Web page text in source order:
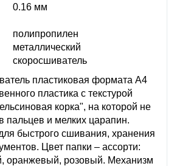
0.16 мм
полипропилен
металлический
скоросшиватель
пластиковая формата А4
пластика с текстурой
корка", на которой не
пальцев и мелких царапин.
быстрого сшивания, хранения
Цвет папки – ассорти:
оранжевый, розовый. Механизм